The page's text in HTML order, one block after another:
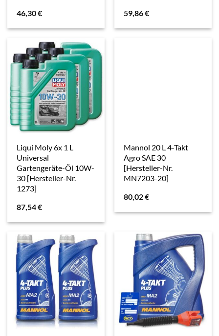
46,30€
59,86€
Liqui Moly 6x 1 L
Universal
Gartengeräte-Öl 10W-
30 [Hersteller-Nr.
1273]
87,54€
Mannol 20 L 4-Takt
Agro SAE 30
[Hersteller-Nr.
MN7203-20]
80,02€